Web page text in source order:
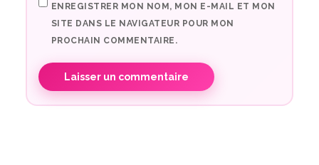
ENREGISTRER MON NOM, MON E-MAIL ET MON
SITE DANS LE NAVIGATEUR POUR MON
PROCHAIN COMMENTAIRE.